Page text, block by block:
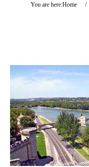
You are here:Home /